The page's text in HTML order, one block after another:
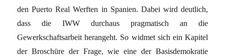
den Puerto Real Werften in Spanien. Dabei wird deutlich,
dass die IWW durchaus pragmatisch an die
Gewerkschaftsarbeit herangeht. So widmet sich ein Kapitel
der Broschüre der Frage, wie eine der Basisdemokratie